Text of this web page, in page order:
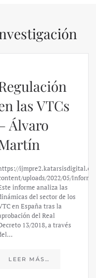
las VTCs
Álvaro
uploads/2022/05/
informe analiza las
del sector de los
en España tras la
del Real
13/2018, a través
LEER MÁS…